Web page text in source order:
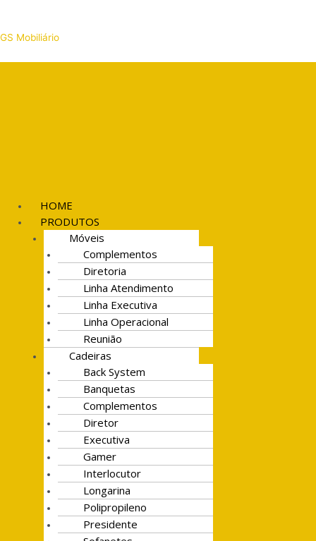
Ir
GS Mobiliário
Menu
HOME
PRODUTOS
Móveis
Complementos
Diretoria
Linha Atendimento
Linha Executiva
Linha Operacional
Reunião
Cadeiras
Back System
Banquetas
Complementos
Diretor
Executiva
Gamer
Interlocutor
Longarina
Polipropileno
Presidente
Menu Search